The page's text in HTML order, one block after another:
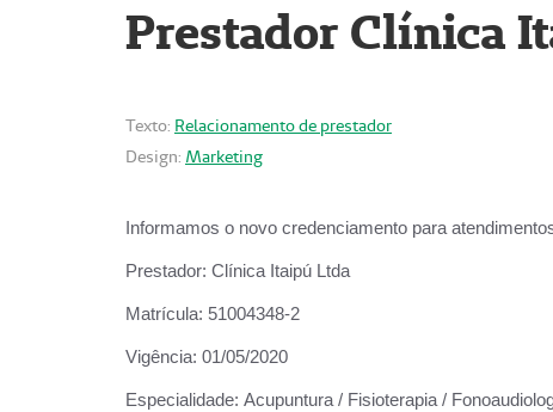
Prestador Clínica
Texto: Relacionamento de prestador
Design: Marketing
Informamos o novo credenciamento para
Prestador: Clínica Itaipú Ltda
Matrícula: 51004348-2
Vigência: 01/05/2020
Especialidade: Acupuntura / Fisioterapia /